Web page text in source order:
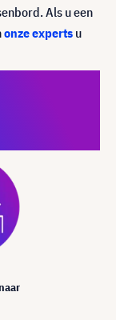
Als u een
onze experts u